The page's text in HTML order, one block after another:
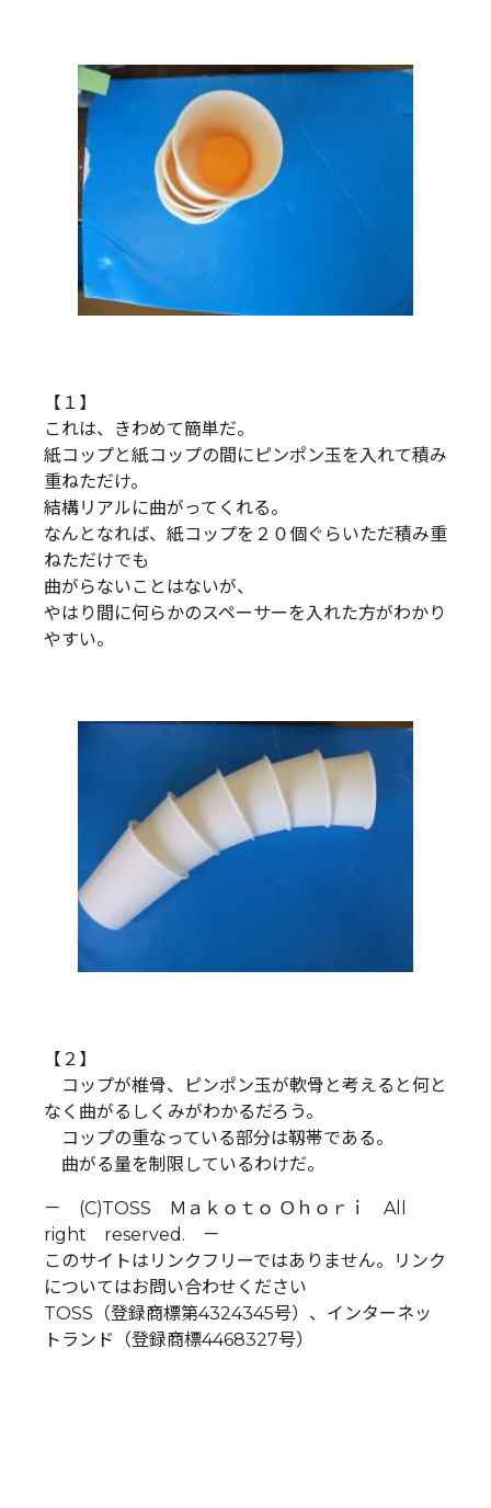
【１】
これは、きわめて簡単だ。
紙コップと紙コップの間にピンポン玉を入れて積み
重ねただけ。
結構リアルに曲がってくれる。
なんとなれば、紙コップを２０個ぐらいただ積み重
ねただけでも
曲がらないことはないが、
やはり間に何らかのスペーサーを入れた方がわかり
やすい。
【２】
コップが椎骨、ピンポン玉が軟骨と考えると何と
なく曲がるしくみがわかるだろう。
コップの重なっている部分は靱帯である。
曲がる量を制限しているわけだ。
－ (C)TOSS Ｍａｋｏｔｏ Ｏｈｏｒｉ All
right reserved. －
このサイトはリンクフリーではありません。リンク
についてはお問い合わせください
TOSS（登録商標第4324345号）、インターネッ
トランド（登録商標4468327号）